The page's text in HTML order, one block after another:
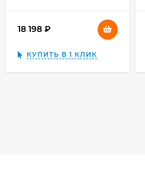
18 198
КУПИТЬ В 1 КЛИК